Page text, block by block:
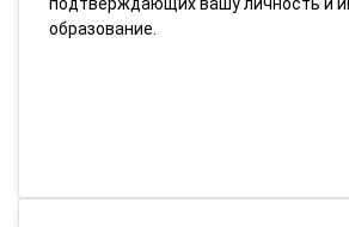
образование.